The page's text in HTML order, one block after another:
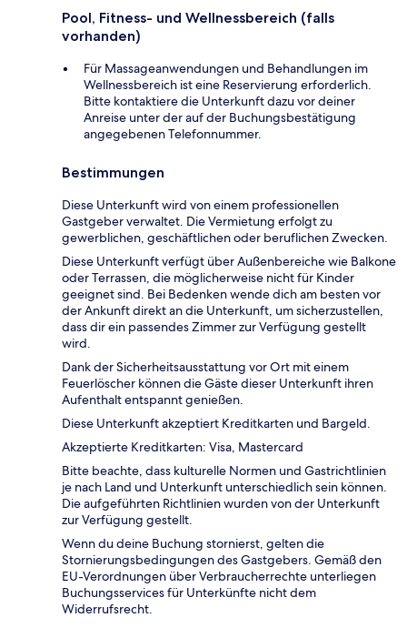
Pool, Fitness- und Wellnessbereich (falls
vorhanden)
Für Massageanwendungen und Behandlungen im
Wellnessbereich ist eine Reservierung erforderlich.
Bitte kontaktiere die Unterkunft dazu vor deiner
Anreise unter der auf der Buchungsbestätigung
angegebenen Telefonnummer.
Bestimmungen
Diese Unterkunft wird von einem professionellen
Gastgeber verwaltet. Die Vermietung erfolgt zu
gewerblichen, geschäftlichen oder beruflichen Zwecken.
Diese Unterkunft verfügt über Außenbereiche wie Balkone
oder Terrassen, die möglicherweise nicht für Kinder
geeignet sind. Bei Bedenken wende dich am besten vor
der Ankunft direkt an die Unterkunft, um sicherzustellen,
dass dir ein passendes Zimmer zur Verfügung gestellt
wird.
Dank der Sicherheitsausstattung vor Ort mit einem
Feuerlöscher können die Gäste dieser Unterkunft ihren
Aufenthalt entspannt genießen.
Diese Unterkunft akzeptiert Kreditkarten und Bargeld.
Akzeptierte Kreditkarten: Visa, Mastercard
Bitte beachte, dass kulturelle Normen und Gastrichtlinien
je nach Land und Unterkunft unterschiedlich sein können.
Die aufgeführten Richtlinien wurden von der Unterkunft
zur Verfügung gestellt.
Wenn du deine Buchung stornierst, gelten die
Stornierungsbedingungen des Gastgebers. Gemäß den
EU-Verordnungen über Verbraucherrechte unterliegen
Buchungsservices für Unterkünfte nicht dem
Widerrufsrecht.